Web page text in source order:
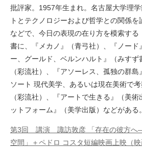
批評家。1957年生まれ。名古屋大学理
トとテクノロジーおよび哲学との関係
などで、今日の表現の在り方を模索す
書に、『メカノ』（青弓社）、『ノード
ー、グールド、ベルンハルト』（みすず
（彩流社）、『アソーレス、孤独の群島
ソート 現代美学、あるいは現在美術で考
（彩流社）、『アートで生きる』（美
ットフォーム』（美学出版）などがある。
第3回 講演 諏訪敦彦 「存在の彼方
空間」＋ペドロ コスタ短編映画上映（